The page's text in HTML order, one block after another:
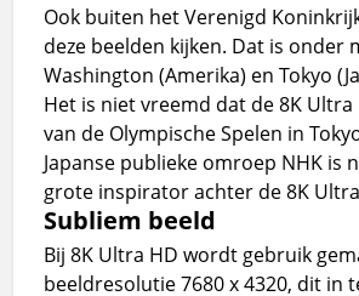
Ook buiten het Verenigd
deze beelden kijken. Dat is onder
Washington (Amerika) en Tokyo
Het is niet vreemd dat de 8K Ultra
van de Olympische Spelen in
Japanse publieke omroep NHK is
grote inspirator achter de 8K
Subliem beeld
Bij 8K Ultra HD wordt gebruik
beeldresolutie 7680 x 4320, dit in